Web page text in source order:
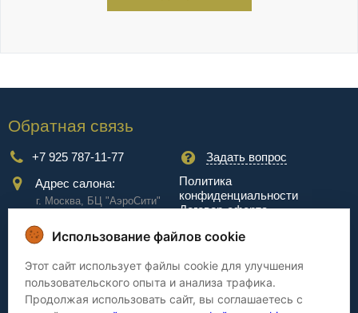
Обратная связь
+7 925 787-11-77
Задать вопрос
Адрес салона:
г. Москва, БЦ "АэроCити"
Куркинское ш., стр.2, 17
этаж
Политика
конфиденциальности
Договор-оферта
Сервис
Доставка
Сборка
Использование файлов cookie
Этот сайт использует файлы cookie для улучшения
пользовательского опыта и анализа трафика.
Продолжая использовать сайт, вы соглашаетесь с